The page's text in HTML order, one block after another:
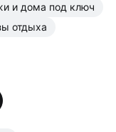
и дома под ключ
отдыха